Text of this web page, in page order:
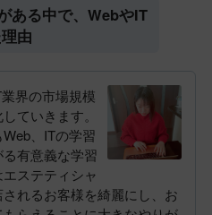
ある中で、WebやIT
由
界の市場規模
ていきます。
、ITの学習
有意義な学習
ステティシャ
れるお客様を綺麗にし、お